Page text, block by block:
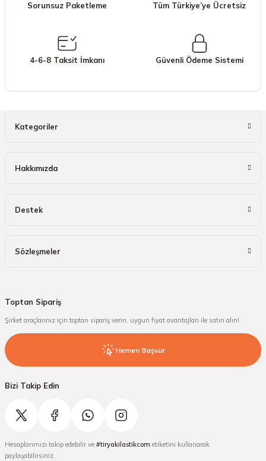
Ürün bilgilerinde hatalar bulunuyor.
Bu ürüne benzer farklı alternatifler olmalı.
Sorunsuz Paketleme Tüm Türkiye’ye Ücretsiz
4-6-8 Taksit İmkanı Güvenli Ödeme Sistemi
Kategoriler
Hakkımızda
Destek
Sözleşmeler
Toptan Sipariş
Şirket araçlarınız için toptan sipariş verin, uygun fiyat avantajları ile satın alın!
Hemen Başvur
Bizi Takip Edin
Hesaplarımızı takip edebilir ve #tiryakilastikcom etiketini kullanarak
paylaşabilirsiniz.